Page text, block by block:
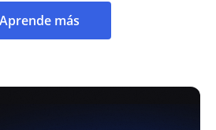
Aprende más